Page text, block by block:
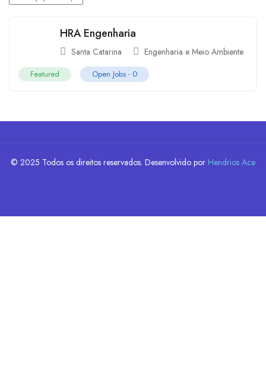
HRA Engenharia
Santa Catarina Engenharia e Meio Ambiente
Featured Open Jobs - 0
© 2025 Todos os direitos reservados. Desenvolvido por Hendrios Ace